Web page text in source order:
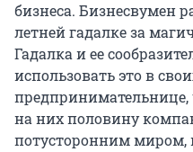
бизнеса. Бизнесвумен
летней гадалке за
Гадалка и ее
использовать это в
предпринимательнице,
на них половину
потусторонним миром,